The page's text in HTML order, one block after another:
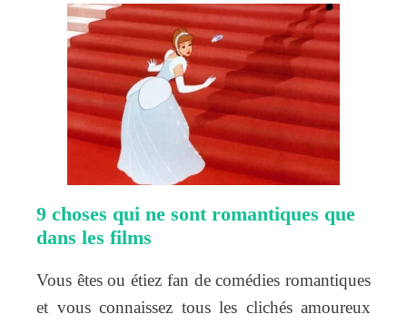
9 choses qui ne sont romantiques que
dans les films
Vous êtes ou étiez fan de comédies romantiques
et vous connaissez tous les clichés amoureux